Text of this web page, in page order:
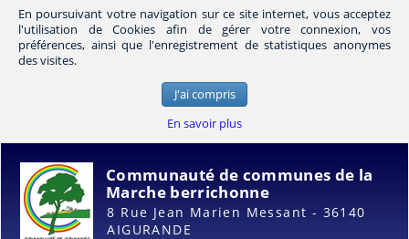
En poursuivant votre navigation sur ce site internet, vous acceptez
l'utilisation de Cookies afin de gérer votre connexion, vos
préférences, ainsi que l'enregistrement de statistiques anonymes
des visites.
J'ai compris
En savoir plus
Communauté de communes de la
Marche berrichonne
8 Rue Jean Marien Messant - 36140
AIGURANDE